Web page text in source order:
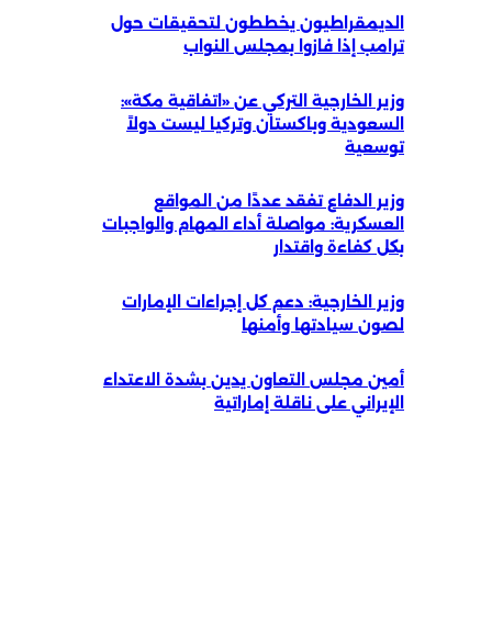
الديمقراطيون يخططون لتحقيقات حول
ترامب إذا فازوا بمجلس النواب
وزير الخارجية التركي عن «اتفاقية مكة»:
السعودية وباكستان وتركيا ليست دولاً
توسعية
وزير الدفاع تفقد عددًا من المواقع
العسكرية: مواصلة أداء المهام والواجبات
بكل كفاءة واقتدار
وزير الخارجية: دعم كل إجراءات الإمارات
لصون سيادتها وأمنها
أمين مجلس التعاون يدين بشدة الاعتداء
الإيراني على ناقلة إماراتية